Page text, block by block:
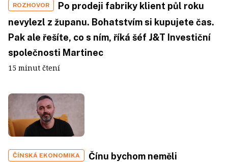
ROZHOVOR
Po prodeji fabriky klient půl roku
nevylezl z županu. Bohatstvím si kupujete čas.
Pak ale řešíte, co s ním, říká šéf J&T Investiční
společnosti Martinec
15 minut čtení
ČÍNSKÁ EKONOMIKA
Čínu bychom neměli